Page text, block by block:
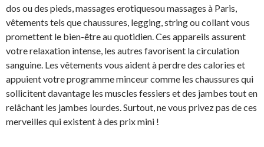
dos ou des pieds, massages erotiquesou massages à Paris,
vêtements tels que chaussures, legging, string ou collant vous
promettent le bien-être au quotidien. Ces appareils assurent
votre relaxation intense, les autres favorisent la circulation
sanguine. Les vêtements vous aident à perdre des calories et
appuient votre programme minceur comme les chaussures qui
sollicitent davantage les muscles fessiers et des jambes tout en
relâchant les jambes lourdes. Surtout, ne vous privez pas de ces
merveilles qui existent à des prix mini !